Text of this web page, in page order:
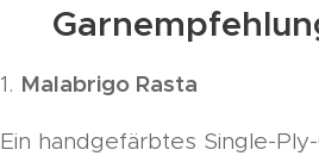
🧶
1. Malabrigo Rasta
Ein handgefärbtes Single-